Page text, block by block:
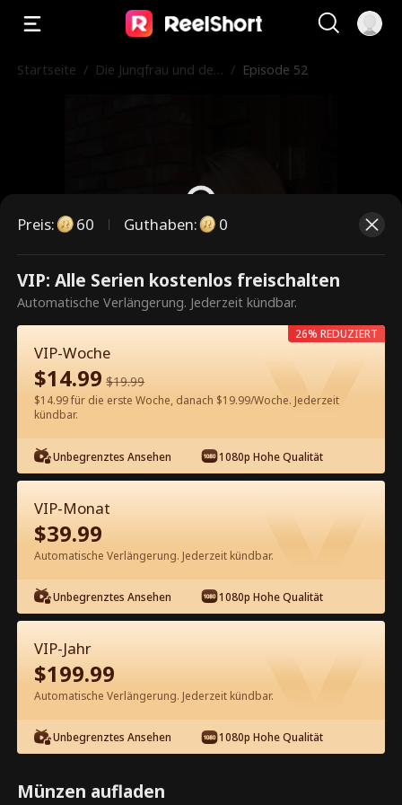
Startseite / Die Jungfrau und der
/ Episode 52
Dies ist eine kostenpflichtige
Episode. Bitte entsperren, um
60 Jetzt entsperren
Kostenlos in der App ansehen
Episode 52 - Die Jungfrau und der
Milliardär Kompletter Film
1-50 51-76
52 53 54 55 56
Preis: 60 Guthaben: 0
VIP: Alle Serien kostenlos freischalten
Automatische Verlängerung. Jederzeit kündbar.
VIP-Woche
$14.99 $19.99
$14.99 für die erste Woche, danach $19.99/Woche. Jederzeit
kündbar.
Unbegrenztes Ansehen 1080p Hohe Qualität
26% REDUZIERT
VIP-Monat
$39.99
Automatische Verlängerung. Jederzeit kündbar.
Unbegrenztes Ansehen 1080p Hohe Qualität
VIP-Jahr
$199.99
Automatische Verlängerung. Jederzeit kündbar.
Unbegrenztes Ansehen 1080p Hohe Qualität
Münzen aufladen